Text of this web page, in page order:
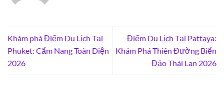
Khám phá Điểm Du Lịch Tại
Phuket: Cẩm Nang Toàn Diện
2026
Điểm Du Lịch Tại Pattaya:
Khám Phá Thiên Đường Biển
Đảo Thái Lan 2026